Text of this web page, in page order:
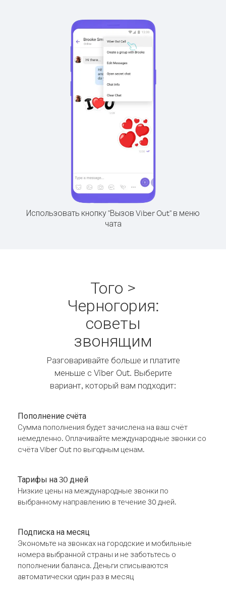
Использовать кнопку "Вызов Viber Out" в меню
чата
Того >
Черногория:
советы
звонящим
Разговаривайте больше и платите
меньше с Viber Out. Выберите
вариант, который вам подходит:
Пополнение счёта
Сумма пополнения будет зачислена на ваш счёт
немедленно. Оплачивайте международные звонки со
счёта Viber Out по выгодным ценам.
Тарифы на 30 дней
Низкие цены на международные звонки по
выбранному направлению в течение 30 дней.
Подписка на месяц
Экономьте на звонках на городские и мобильные
номера выбранной страны и не заботьтесь о
пополнении баланса. Деньги списываются
автоматически один раз в месяц